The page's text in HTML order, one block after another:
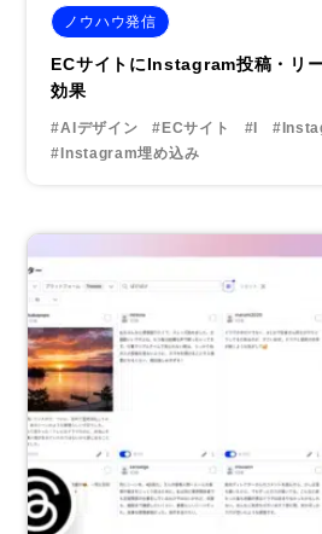
ノウハウ発信
ECサイトにInstagram投稿・リ
効果
#AIデザイン #ECサイト #I
#Instagram埋め込み